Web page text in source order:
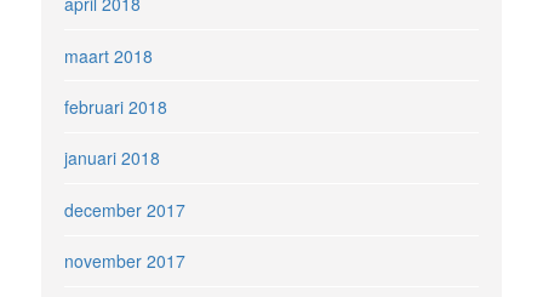
maart 2018
februari 2018
januari 2018
december 2017
november 2017